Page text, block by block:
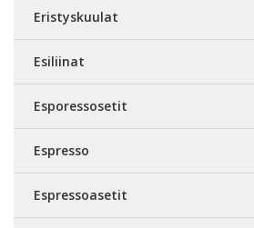
Eristyskuulat
Esiliinat
Esporessosetit
Espresso
Espressoasetit